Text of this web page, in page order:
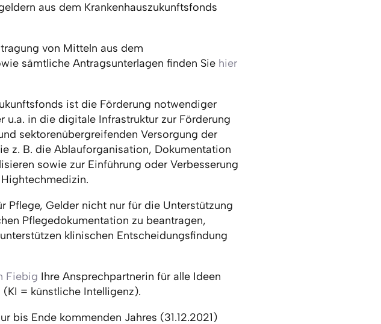
aus dem Krankenhauszukunftsfonds
von Mitteln aus dem
sämtliche Antragsunterlagen finden Sie hier
ist die Förderung notwendiger
u.a. in die digitale Infrastruktur zur Förderung
sektorenübergreifenden Versorgung der
z. B. die Ablauforganisation, Dokumentation
sowie zur Einführung oder Verbesserung
Pflege, Gelder nicht nur für die Unterstützung
Pflegedokumentation zu beantragen,
klinischen Entscheidungsfindung
Fiebig Ihre Ansprechpartnerin für alle Ideen
= künstliche Intelligenz).
bis Ende kommenden Jahres (31.12.2021)